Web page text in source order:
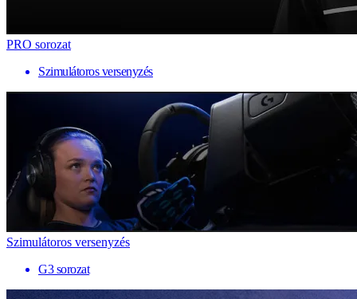
PRO sorozat
Szimulátoros versenyzés
Szimulátoros versenyzés
G3 sorozat